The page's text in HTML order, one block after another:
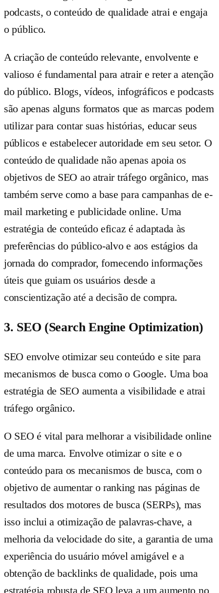
podcasts, o conteúdo de qualidade atrai e engaja
o público.
A criação de conteúdo relevante, envolvente e
valioso é fundamental para atrair e reter a atenção
do público. Blogs, vídeos, infográficos e podcasts
são apenas alguns formatos que as marcas podem
utilizar para contar suas histórias, educar seus
públicos e estabelecer autoridade em seu setor. O
conteúdo de qualidade não apenas apoia os
objetivos de SEO ao atrair tráfego orgânico, mas
também serve como a base para campanhas de e-
mail marketing e publicidade online. Uma
estratégia de conteúdo eficaz é adaptada às
preferências do público-alvo e aos estágios da
jornada do comprador, fornecendo informações
úteis que guiam os usuários desde a
conscientização até a decisão de compra.
3. SEO (Search Engine Optimization)
SEO envolve otimizar seu conteúdo e site para
mecanismos de busca como o Google. Uma boa
estratégia de SEO aumenta a visibilidade e atrai
tráfego orgânico.
O SEO é vital para melhorar a visibilidade online
de uma marca. Envolve otimizar o site e o
conteúdo para os mecanismos de busca, com o
objetivo de aumentar o ranking nas páginas de
resultados dos motores de busca (SERPs), mas
isso inclui a otimização de palavras-chave, a
melhoria da velocidade do site, a garantia de uma
experiência do usuário móvel amigável e a
obtenção de backlinks de qualidade, pois uma
estratégia robusta de SEO leva a um aumento no